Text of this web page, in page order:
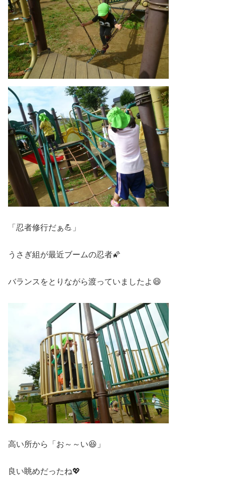
「忍者修行だぁ💪」
うさぎ組が最近ブームの忍者🌠
バランスをとりながら渡っていましたよ😄
高い所から「お～～い😆」
良い眺めだったね💖